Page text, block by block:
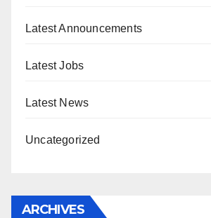
Latest Announcements
Latest Jobs
Latest News
Uncategorized
ARCHIVES